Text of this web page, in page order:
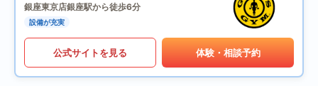
銀座東京店銀座駅から徒歩6分
設備が充実
公式サイトを見る 体験・相談予約